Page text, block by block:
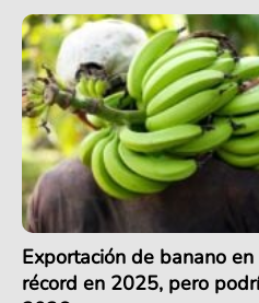
Exportación de banano
récord en 2025, pero